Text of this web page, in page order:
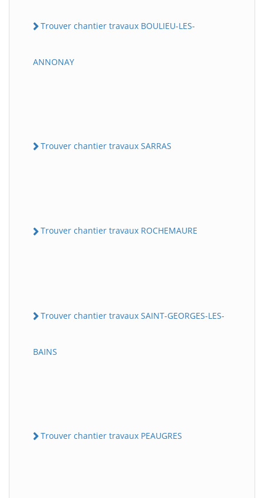
Trouver chantier travaux BOULIEU-LES-
ANNONAY
Trouver chantier travaux SARRAS
Trouver chantier travaux ROCHEMAURE
Trouver chantier travaux SAINT-GEORGES-LES-
BAINS
Trouver chantier travaux PEAUGRES